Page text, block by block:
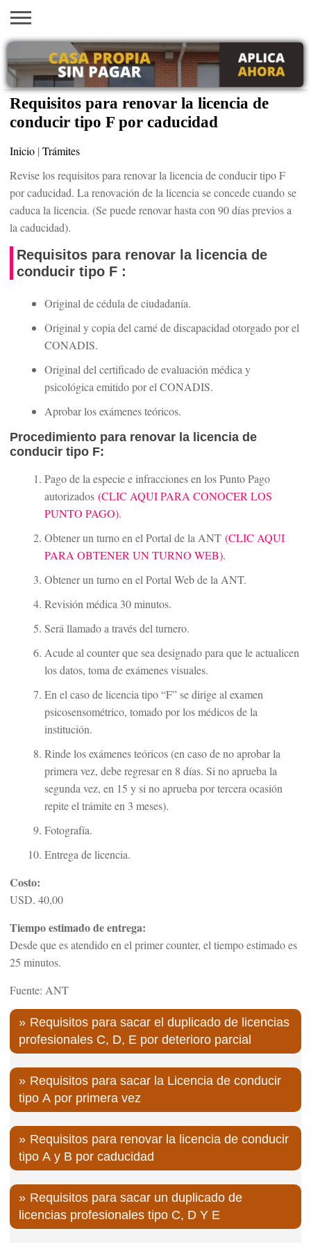
INICIO
AYUDAS
ECONÓMICAS
VACANTES
EN EEUU
SACA
TU
VISA
EMPLEOS
TRÁMITES
PRÉSTAMOS
CURSOS
HOGAR
BELLEZA
Requisitos para renovar la licencia de
conducir tipo F por caducidad
Inicio | Trámites
Revise los requisitos para renovar la licencia de conducir tipo F
por caducidad. La renovación de la licencia se concede cuando se
caduca la licencia. (Se puede renovar hasta con 90 días previos a
la caducidad).
Requisitos para renovar la licencia de
conducir tipo F :
Original de cédula de ciudadanía.
Original y copia del carné de discapacidad otorgado por el
CONADIS.
Original del certificado de evaluación médica y
psicológica emitido por el CONADIS.
Aprobar los exámenes teóricos.
Procedimiento para renovar la licencia de
conducir tipo F:
Pago de la especie e infracciones en los Punto Pago
autorizados (CLIC AQUI PARA CONOCER LOS
PUNTO PAGO).
Obtener un turno en el Portal de la ANT (CLIC AQUI
PARA OBTENER UN TURNO WEB).
Obtener un turno en el Portal Web de la ANT.
Revisión médica 30 minutos.
Será llamado a través del turnero.
Acude al counter que sea designado para que le actualicen
los datos, toma de exámenes visuales.
En el caso de licencia tipo “F” se dirige al examen
psicosensométrico, tomado por los médicos de la
institución.
Rinde los exámenes teóricos (en caso de no aprobar la
primera vez, debe regresar en 8 días. Si no aprueba la
segunda vez, en 15 y si no aprueba por tercera ocasión
repite el trámite en 3 meses).
Fotografía.
Entrega de licencia.
Costo:
USD. 40,00
Tiempo estimado de entrega:
Desde que es atendido en el primer counter, el tiempo estimado es
25 minutos.
Fuente: ANT
Requisitos para sacar el duplicado de licencias
profesionales C, D, E por deterioro parcial
Requisitos para sacar la Licencia de conducir
tipo A por primera vez
Requisitos para renovar la licencia de conducir
tipo A y B por caducidad
Requisitos para sacar un duplicado de
licencias profesionales tipo C, D Y E